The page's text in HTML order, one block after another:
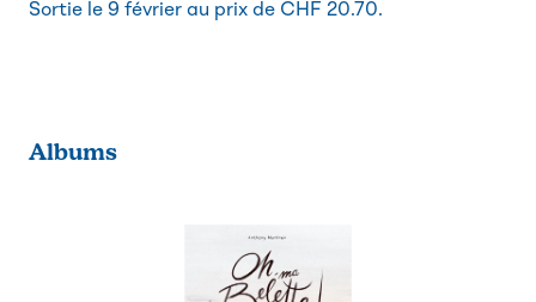
Sortie le 9 février au prix de CHF 20.70.
Albums